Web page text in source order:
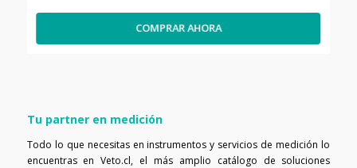
COMPRAR AHORA
Tu partner en medición
Todo lo que necesitas en instrumentos y servicios de medición lo
encuentras en Veto.cl, el más amplio catálogo de soluciones